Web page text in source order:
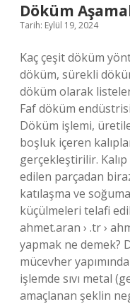
Döküm
Tarih: Eylül 19, 2024
Kaç çeşit döküm
döküm, sürekli
döküm olarak
Faf döküm
Döküm işlemi,
boşluk içeren
gerçekleştirilir.
edilen parçadan
katılaşma ve
küçülmeleri telafi
ahmet.aran › .tr ›
yapmak ne demek?
mücevher
işlemde sıvı metal
amaçlanan şeklin